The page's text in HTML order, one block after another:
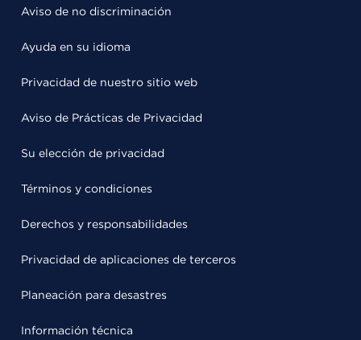
Aviso de no discriminación
Ayuda en su idioma
Privacidad de nuestro sitio web
Aviso de Prácticas de Privacidad
Su elección de privacidad
Términos y condiciones
Derechos y responsabilidades
Privacidad de aplicaciones de terceros
Planeación para desastres
Información técnica